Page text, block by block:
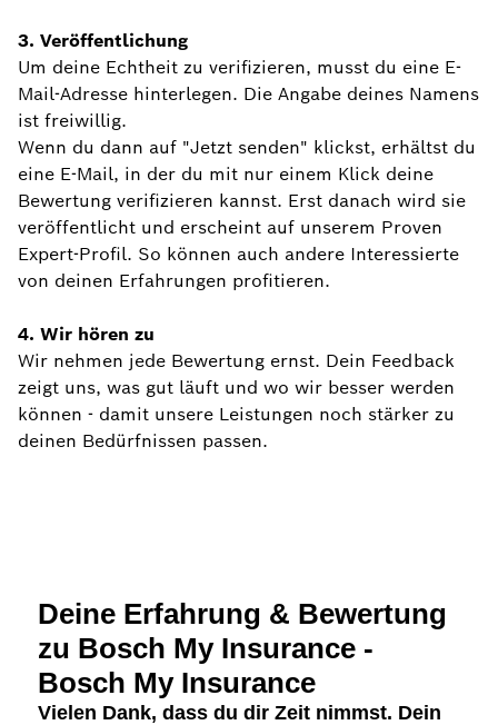
3. Veröffentlichung
Um deine Echtheit zu verifizieren, musst du eine E-
Mail-Adresse hinterlegen. Die Angabe deines Namens
ist freiwillig.
Wenn du dann auf "Jetzt senden" klickst, erhältst du
eine E-Mail, in der du mit nur einem Klick deine
Bewertung verifizieren kannst. Erst danach wird sie
veröffentlicht und erscheint auf unserem Proven
Expert-Profil. So können auch andere Interessierte
von deinen Erfahrungen profitieren.
4. Wir hören zu
Wir nehmen jede Bewertung ernst. Dein Feedback
zeigt uns, was gut läuft und wo wir besser werden
können - damit unsere Leistungen noch stärker zu
deinen Bedürfnissen passen.